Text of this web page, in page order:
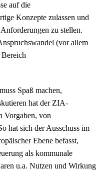
auf die
Konzepte zulassen und
zu stellen.
(vor allem
Spaß machen,
hat der ZIA-
Vorgaben, von
hat sich der Ausschuss im
Ebene befasst,
als kommunale
u.a. Nutzen und Wirkung